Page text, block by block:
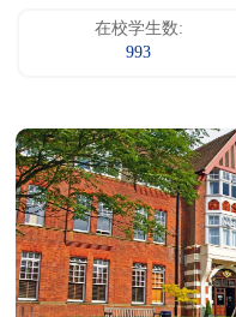
在校学生数:
993